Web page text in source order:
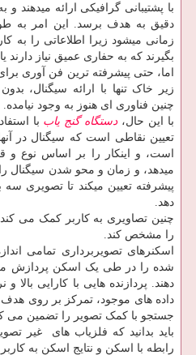
با پشتیبانی گرافیکی ارائه میدهند
دقیق به هدف برسد. این امر
زمانی میشود زیرا اطلاعاتی را به
بگیرند که به حفاری عمیق نیاز دارند یا
اما، حتی پیشرفته ترین فن آوری
زیر خاک تنها با ارائه سیگنال،
چنین فناوری ای هنوز به وجود نیامده.
با این حال،دستگاهگنج یاب با
تعیین نقاطی است که سیگنال در
است، و اینکار را بر اساس نوع
میدهد، و زمان و محو شدن سیگنال
پیشرفته تعیین میکند تا تصویری
دهد.
چنین تصاویری به کاربر کمک می
را مشخص کند.
اسکنرهای تصویربرداری تمامی
شده را در طی یک اسکن پردازش می
دهند. پردازنده هایی با کارایی بالا و
داده های موجود، تمرکز بر روی
جستجو با کمک تصویر را تضمین می
باید بدانید که فلزیاب های غیر
رابطه با اسکن و نتایج اسکن به کاربر